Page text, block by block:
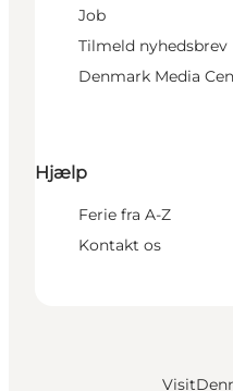
Job
Tilmeld nyhedsbrev
Denmark Media
Hjælp
Ferie fra A-Z
Kontakt os